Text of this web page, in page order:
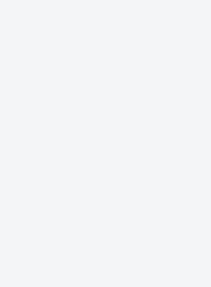
ВД-шек самый
на них около десяти лет и
А будки от дождя мы
советских ВД-306.
ТДМ-ы.